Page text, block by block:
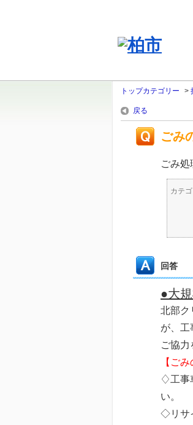
トップカテゴリー >
戻る
ごみ
ごみ処
カテ
回答
●大
北部ク
が、工
ご協力
【ご
♢工事
い。
◇リサ